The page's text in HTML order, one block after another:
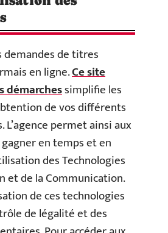
demandes de titres
en ligne.Ce site
démarchessimplifie les
de vos différents
permet ainsi aux
en temps et en
des Technologies
et de la Communication.
de ces technologies
de légalité et des